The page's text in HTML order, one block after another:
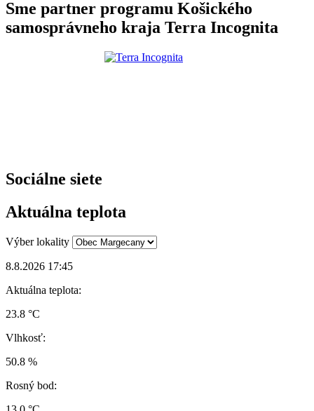
Sme partner programu Košického
samosprávneho kraja Terra Incognita
Sociálne siete
Aktuálna teplota
Výber lokality
8.8.2026 17:45
Aktuálna teplota:
23.8 °C
Vlhkosť:
50.8 %
Rosný bod: